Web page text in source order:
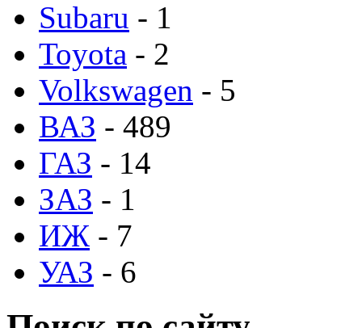
Subaru - 1
Toyota - 2
Volkswagen - 5
ВАЗ - 489
ГАЗ - 14
ЗАЗ - 1
ИЖ - 7
УАЗ - 6